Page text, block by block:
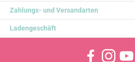
Zahlungs- und Versandarten
Ladengeschäft
FacebookInstagramYouTube